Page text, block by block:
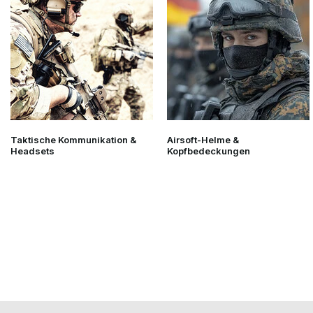
übersichtlich organisiert bleibt.
Häufige Fehler
Eine gute Handfeuerwaffentasche hält jahrelang,
vorausgesetzt, Sie wählen ein Modell, das zu Ihrem
Verwendungszweck passt.
Häufige Fehler sind:
Dot-Visier oder Waffenlampe wählen.
Berücksichtige nicht die Anzahl der Ersatzmagazine,
deiner Ausrüstung passt.
Taktische Kommunikation &
Headsets
Airsoft-Helme &
Kopfbedeckungen